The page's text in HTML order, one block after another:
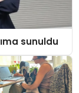
sunuldu